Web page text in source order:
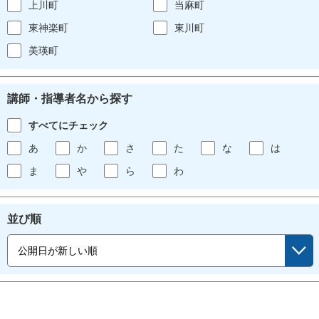
上川町
当麻町
東神楽町
東川町
美瑛町
講師・指導者名から探す
すべてにチェック
あ
か さ た な
は
ま
や ら わ
並び順